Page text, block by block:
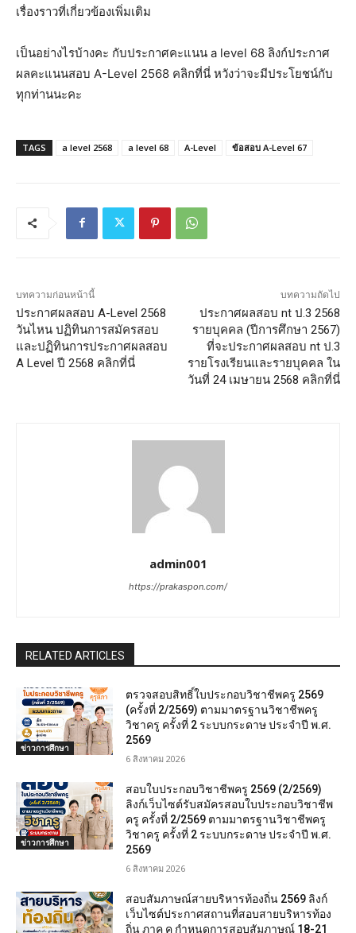
เรื่องราวที่เกี่ยวข้องเพิ่มเติม
เป็นอย่างไรบ้างคะ กับประกาศคะแนน a level 68 ลิงก์ประกาศ
ผลคะแนนสอบ A-Level 2568 คลิกที่นี่ หวังว่าจะมีประโยชน์กับ
ทุกท่านนะคะ
TAGS a level 2568 a level 68 A-Level ข้อสอบ A-Level 67
บทความก่อนหน้านี้
ประกาศผลสอบ A-Level 2568
วันไหน ปฏิทินการสมัครสอบ
และปฏิทินการประกาศผลสอบ
A Level ปี 2568 คลิกที่นี่
บทความถัดไป
ประกาศผลสอบ nt ป.3 2568
รายบุคคล (ปีการศึกษา 2567)
ที่จะประกาศผลสอบ nt ป.3
รายโรงเรียนและรายบุคคล ใน
วันที่ 24 เมษายน 2568 คลิกที่นี่
admin001
https://prakaspon.com/
RELATED ARTICLES
ข่าวการศึกษา
ตรวจสอบสิทธิ์ใบประกอบวิชาชีพครู 2569
(ครั้งที่ 2/2569) ตามมาตรฐานวิชาชีพครู
วิชาครู ครั้งที่ 2 ระบบกระดาษ ประจำปี พ.ศ.
2569
6 สิงหาคม 2026
ข่าวการศึกษา
สอบใบประกอบวิชาชีพครู 2569 (2/2569)
ลิงก์เว็บไซต์รับสมัครสอบใบประกอบวิชาชีพ
ครู ครั้งที่ 2/2569 ตามมาตรฐานวิชาชีพครู
วิชาครู ครั้งที่ 2 ระบบกระดาษ ประจำปี พ.ศ.
2569
6 สิงหาคม 2026
สอบสัมภาษณ์สายบริหารท้องถิ่น 2569 ลิงก์
เว็บไซต์ประกาศสถานที่สอบสายบริหารท้อง
ถิ่น ภาค ค กำหนดการสอบสัมภาษณ์ 18-21